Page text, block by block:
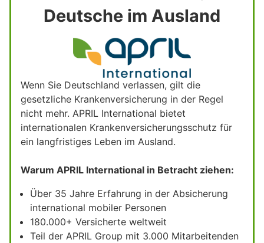
Deutsche im Ausland
Wenn Sie Deutschland verlassen, gilt die
gesetzliche Krankenversicherung in der Regel
nicht mehr. APRIL International bietet
internationalen Krankenversicherungsschutz für
ein langfristiges Leben im Ausland.
Warum APRIL International in Betracht ziehen:
Über 35 Jahre Erfahrung in der Absicherung
international mobiler Personen
180.000+ Versicherte weltweit
Teil der APRIL Group mit 3.000 Mitarbeitenden